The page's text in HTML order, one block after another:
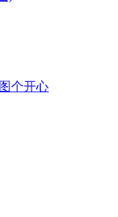
个开心